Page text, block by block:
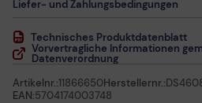
Liefer- und Zahlungsbedingungen
Technisches Produktdatenblatt
Vorvertragliche Informationen
Datenverordnung
Artikelnr.:11866650Herstellernr.:
EAN:5704174003748